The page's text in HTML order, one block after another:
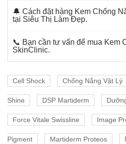
🔔 Cách đặt hàng Kem Chống
tại Siêu Thị Làm Đẹp.
📞 Bạn cần tư vấn để mua Kem
SkinClinic.
Cell Shock Chống Nắng Vật Lý
Shine DSP Martiderm
Force Vitale Swissline Image
Pigment Martiderm Proteos